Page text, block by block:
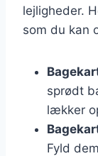
lejligheder.
som du kan
sprødt
lækker
Fyld